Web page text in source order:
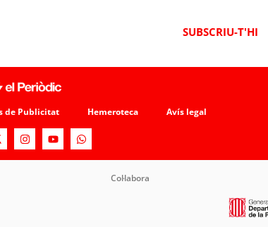
SUBSCRIU-T'HI
de Publicitat Hemeroteca Avís legal
Col·labora